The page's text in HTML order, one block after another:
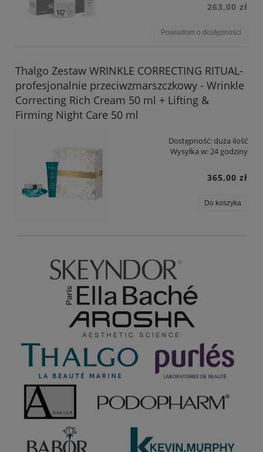
263,00 zł
Powiadom o dostępności
Thalgo Zestaw WRINKLE CORRECTING RITUAL-
profesjonalnie przeciwzmarszczkowy - Wrinkle
Correcting Rich Cream 50 ml + Lifting &
Firming Night Care 50 ml
Dostępność:duża ilość
Wysyłka w:24 godziny
365,00 zł
Do koszyka